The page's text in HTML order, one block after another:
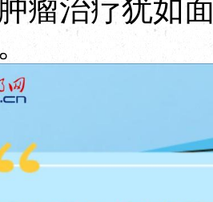
瘤治疗犹如